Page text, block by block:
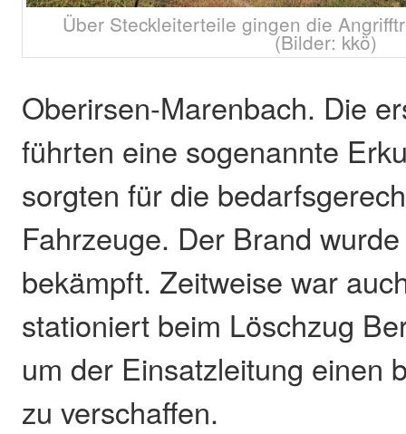
Über Steckleiterteile gingen die
(Bilder: kkö)
Oberirsen-Marenbach. Die
führten eine sogenannte
sorgten für die
Fahrzeuge. Der Brand
bekämpft. Zeitweise war
stationiert beim Löschzug
um der Einsatzleitung einen
zu verschaffen.